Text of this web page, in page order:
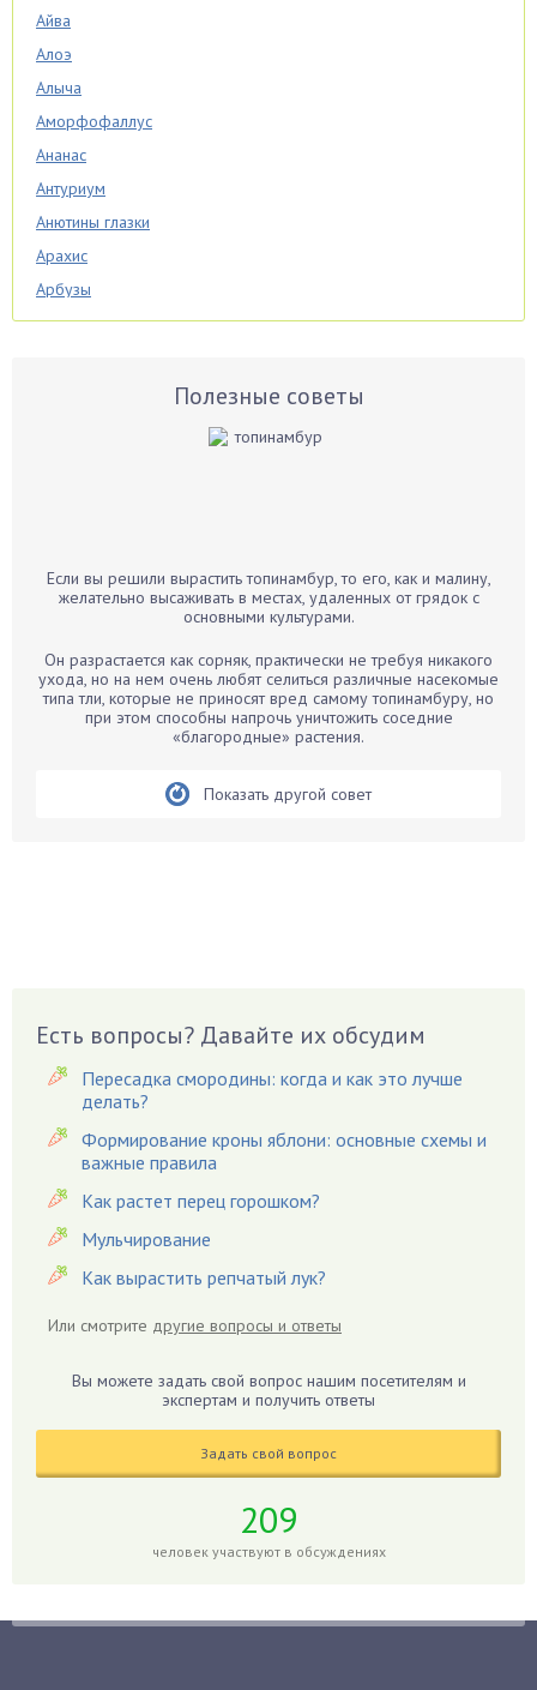
Айва
Алоэ
Алыча
Аморфофаллус
Ананас
Антуриум
Анютины глазки
Арахис
Арбузы
Аспарагус
Бархатцы
Белые грибы
Бирючина
Бобовые
Вредители
Гардения
Гацания
Гвоздики
Георгины
Герань
Гиацинт
Гибискус
Гладиолусы
Голубика
Груши
Полезные советы
Если вы решили вырастить топинамбур, то его, как и малину,
желательно высаживать в местах, удаленных от грядок с
основными культурами.
Он разрастается как сорняк, практически не требуя никакого
ухода, но на нем очень любят селиться различные насекомые
типа тли, которые не приносят вред самому топинамбуру, но
при этом способны напрочь уничтожить соседние
«благородные» растения.
Показать другой совет
Есть вопросы? Давайте их обсудим
Пересадка смородины: когда и как это лучше
делать?
Формирование кроны яблони: основные схемы и
важные правила
Как растет перец горошком?
Мульчирование
Как вырастить репчатый лук?
Или смотрите другие вопросы и ответы
Вы можете задать свой вопрос нашим посетителям и
экспертам и получить ответы
Задать свой вопрос
209
человек участвуют в обсуждениях